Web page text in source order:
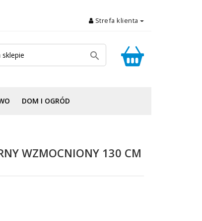
Strefa klienta

DOM I OGRÓD
WZMOCNIONY 130 CM